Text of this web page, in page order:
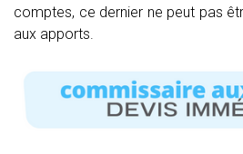
comptes, ce dernier ne peut pas
aux apports.